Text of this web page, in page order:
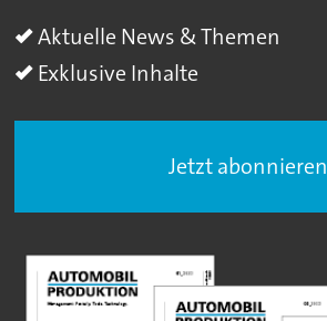
Aktuelle News & Themen
Exklusive Inhalte
Jetzt abonnieren